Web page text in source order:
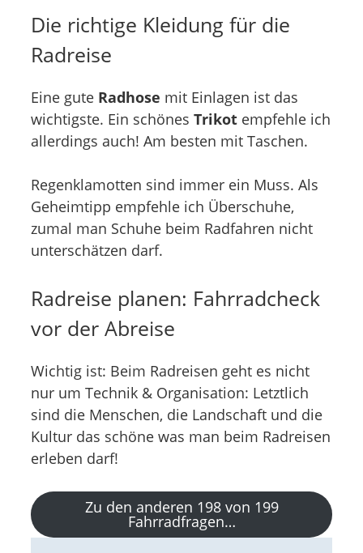
Die richtige Kleidung für die
Radreise
Eine gute Radhose mit Einlagen ist das
wichtigste. Ein schönes Trikot empfehle ich
allerdings auch! Am besten mit Taschen.
Regenklamotten sind immer ein Muss. Als
Geheimtipp empfehle ich Überschuhe,
zumal man Schuhe beim Radfahren nicht
unterschätzen darf.
Radreise planen: Fahrradcheck
vor der Abreise
Wichtig ist: Beim Radreisen geht es nicht
nur um Technik & Organisation: Letztlich
sind die Menschen, die Landschaft und die
Kultur das schöne was man beim Radreisen
erleben darf!
Zu den anderen 198 von 199
Fahrradfragen…